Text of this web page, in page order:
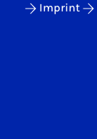
Imprint